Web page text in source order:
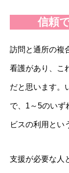
信頼
訪問と通所の複
看護があり、こ
だと思います。
で、1～5のいず
ビスの利用とい
支援が必要な人